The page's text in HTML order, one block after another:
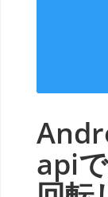
api